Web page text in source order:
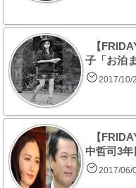
【
子「お泊
2017/10/
【
中哲司3年
2017/06/